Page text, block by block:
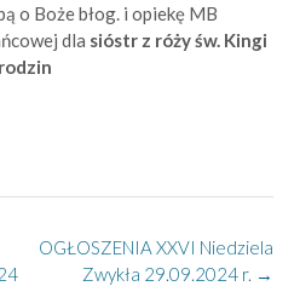
o Boże błog. i opiekę MB
dla sióstr z róży św. Kingi
OGŁOSZENIA XXVI Niedziela
Zwykła 29.09.2024 r. →